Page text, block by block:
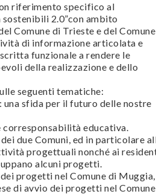
riferimento specifico al
2.0”con ambito
Comune di Trieste e del Comune
di informazione articolata e
funzionale a rendere le
della realizzazione e dello
seguenti tematiche:
sfida per il futuro delle nostre
educativa.
due Comuni, ed in particolare
progettuali nonché ai
alcuni progetti.
progetti nel Comune di Muggia,
di avvio dei progetti nel Comune